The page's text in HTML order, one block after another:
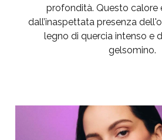
profondità. Questo calore
dall’inaspettata presenza
legno di quercia intenso e
gelsomino.